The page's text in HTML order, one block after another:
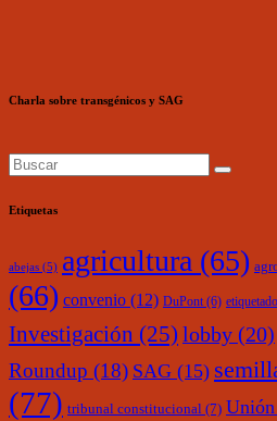
Charla sobre transgénicos y SAG
Etiquetas
abejas (5) agricultura (65)
(66) convenio (12) DuPont (6) etiquetado
Investigación (25) lobby (20)
Roundup (18) SAG (15)
(77) tribunal constitucional (7) Unión